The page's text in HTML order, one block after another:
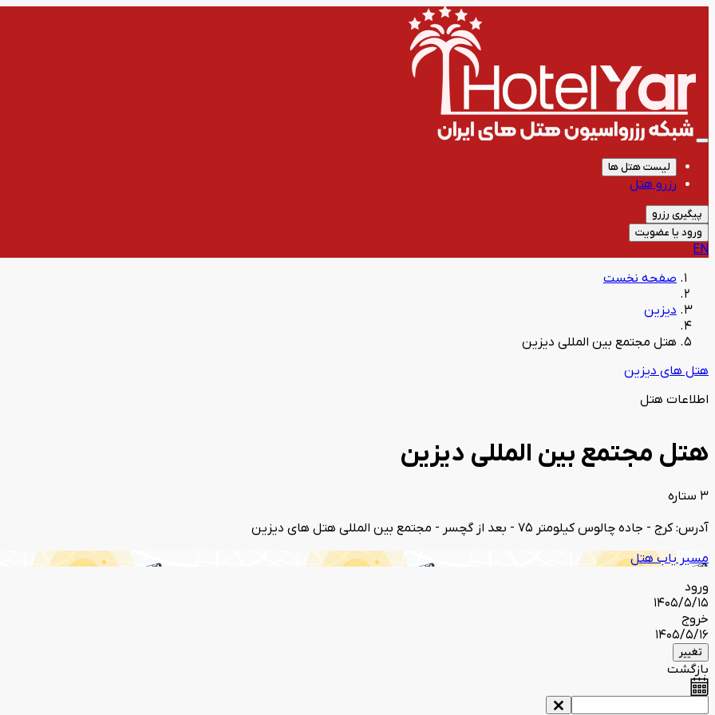
لیست هتل ها
رزرو هتل
پیگیری رزرو
ورود یا عضویت
EN
صفحه نخست
دیزین
هتل مجتمع بین المللی دیزین
هتل های دیزین
اطلاعات هتل
هتل مجتمع بین المللی دیزین
3 ستاره
آدرس: کرج - جاده چالوس کیلومتر 75 - بعد از گچسر - مجتمع بین المللی هتل های دیزین
مسیر یاب هتل
ورود
1405/5/15
خروج
1405/5/16
تغییر
بازگشت